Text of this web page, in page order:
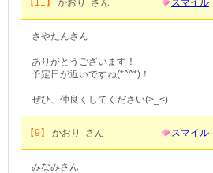
【11】 かおり さん スマイル
さやたんさん
ありがとうございます！
予定日が近いですね(*^^*)！
ぜひ、仲良くしてください(>_<)
【9】 かおり さん スマイル
みなみさん